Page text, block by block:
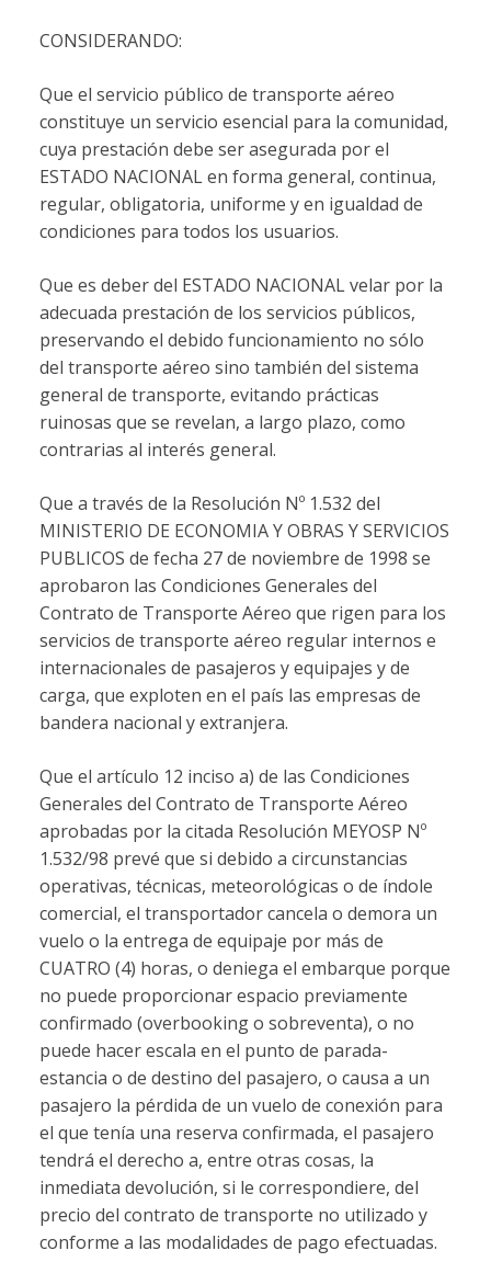
CONSIDERANDO:
Que el servicio público de transporte aéreo
constituye un servicio esencial para la comunidad,
cuya prestación debe ser asegurada por el
ESTADO NACIONAL en forma general, continua,
regular, obligatoria, uniforme y en igualdad de
condiciones para todos los usuarios.
Que es deber del ESTADO NACIONAL velar por la
adecuada prestación de los servicios públicos,
preservando el debido funcionamiento no sólo
del transporte aéreo sino también del sistema
general de transporte, evitando prácticas
ruinosas que se revelan, a largo plazo, como
contrarias al interés general.
Que a través de la Resolución Nº 1.532 del
MINISTERIO DE ECONOMIA Y OBRAS Y SERVICIOS
PUBLICOS de fecha 27 de noviembre de 1998 se
aprobaron las Condiciones Generales del
Contrato de Transporte Aéreo que rigen para los
servicios de transporte aéreo regular internos e
internacionales de pasajeros y equipajes y de
carga, que exploten en el país las empresas de
bandera nacional y extranjera.
Que el artículo 12 inciso a) de las Condiciones
Generales del Contrato de Transporte Aéreo
aprobadas por la citada Resolución MEYOSP Nº
1.532/98 prevé que si debido a circunstancias
operativas, técnicas, meteorológicas o de índole
comercial, el transportador cancela o demora un
vuelo o la entrega de equipaje por más de
CUATRO (4) horas, o deniega el embarque porque
no puede proporcionar espacio previamente
confirmado (overbooking o sobreventa), o no
puede hacer escala en el punto de parada-
estancia o de destino del pasajero, o causa a un
pasajero la pérdida de un vuelo de conexión para
el que tenía una reserva confirmada, el pasajero
tendrá el derecho a, entre otras cosas, la
inmediata devolución, si le correspondiere, del
precio del contrato de transporte no utilizado y
conforme a las modalidades de pago efectuadas.